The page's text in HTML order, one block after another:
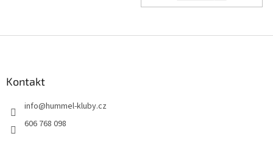
Kontakt
info@hummel-kluby.cz
606 768 098